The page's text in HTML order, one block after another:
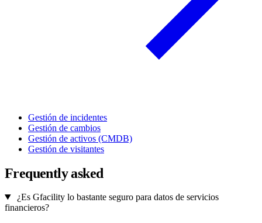
Gestión de incidentes
Gestión de cambios
Gestión de activos (CMDB)
Gestión de visitantes
Frequently asked
¿Es Gfacility lo bastante seguro para datos de servicios
financieros?